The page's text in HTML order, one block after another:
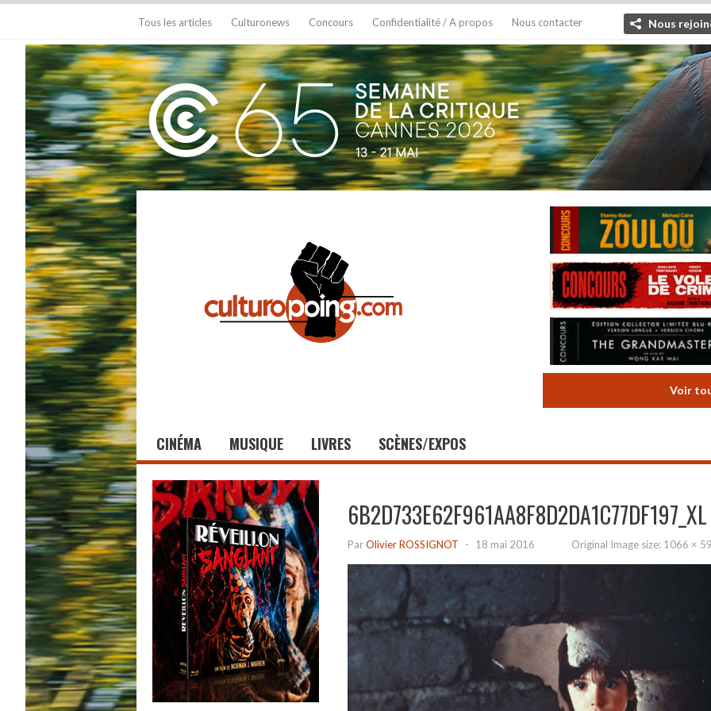
Tous les articles Culturonews Concours Confidentialité / A propos Nous contacter Nous
Voir
CINÉMA MUSIQUE LIVRES SCÈNES/EXPOS
6B2D733E62F961AA8F8D2DA1C77DF197_XL
ParOlivier ROSSIGNOT - 18 mai 2016 Original Image size: 1066 ×